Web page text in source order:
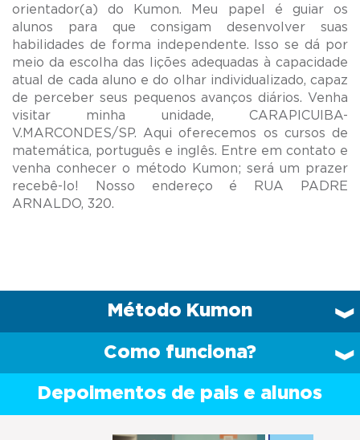
orientador(a) do Kumon. Meu papel é guiar os
alunos para que consigam desenvolver suas
habilidades de forma independente. Isso se dá por
meio da escolha das lições adequadas à capacidade
atual de cada aluno e do olhar individualizado, capaz
de perceber seus pequenos avanços diários. Venha
visitar minha unidade, CARAPICUIBA-
V.MARCONDES/SP. Aqui oferecemos os cursos de
matemática, português e inglês. Entre em contato e
venha conhecer o método Kumon; será um prazer
recebê-lo! Nosso endereço é RUA PADRE
Método Kumon
Como funciona?
Depoimentos de pais e alunos